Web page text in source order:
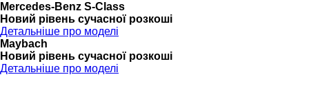
Mercedes-Benz S-Class
Новий рівень сучасної розкоші
Детальніше про моделі
Maybach
Новий рівень сучасної розкоші
Детальніше про моделі